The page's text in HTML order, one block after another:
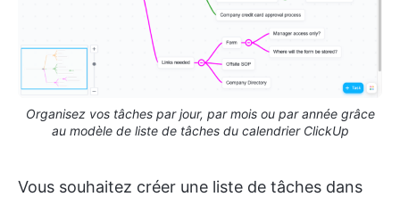
Organisez vos tâches par jour, par mois ou par année grâce
au modèle de liste de tâches du calendrier ClickUp
Vous souhaitez créer une liste de tâches dans